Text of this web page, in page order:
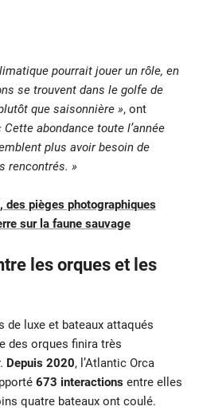
pourrait jouer un rôle, en
se trouvent dans le golfe de
que saisonnière », ont
Cette abondance toute l’année
plus avoir besoin de
rencontrés. »
des pièges photographiques
sur la faune sauvage
les orques et les
de luxe et bateaux attaqués
des orques finira très
Depuis 2020, l’Atlantic Orca
673 interactions entre elles
quatre bateaux ont coulé.